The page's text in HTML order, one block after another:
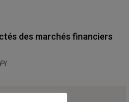
des marchés financiers